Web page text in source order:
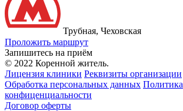
Трубная, Чеховская
Проложить маршрут
Запишитесь на приём
© 2022 Коренной житель.
Лицензия клиники Реквизиты организации
Обработка персональных данных Политика
конфиценциальности
Договор оферты